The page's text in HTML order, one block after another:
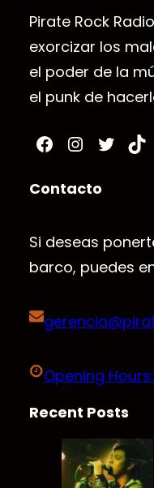
Pirate Rock
exorcizar los
el poder de la
el punk de
Facebook Instagram Twitter TikTok
Contacto
Si deseas
barco, puedes
Opening
Recent Posts